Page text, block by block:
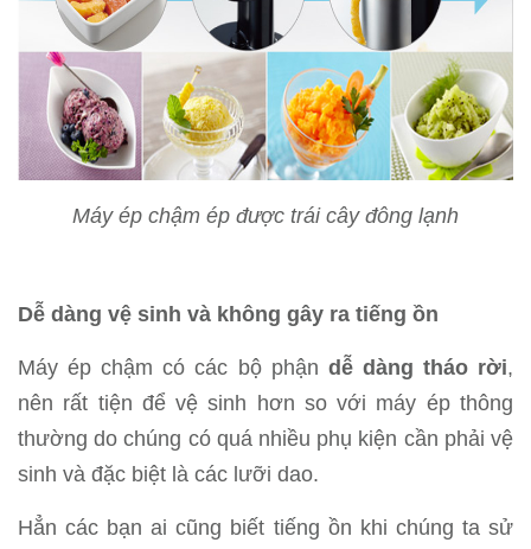
Máy ép chậm ép được trái cây đông lạnh
Dễ dàng vệ sinh và không gây ra tiếng ồn
Máy ép chậm có các bộ phận dễ dàng tháo rời,
nên rất tiện để vệ sinh hơn so với máy ép thông
thường do chúng có quá nhiều phụ kiện cần phải vệ
sinh và đặc biệt là các lưỡi dao.
Hẳn các bạn ai cũng biết tiếng ồn khi chúng ta sử